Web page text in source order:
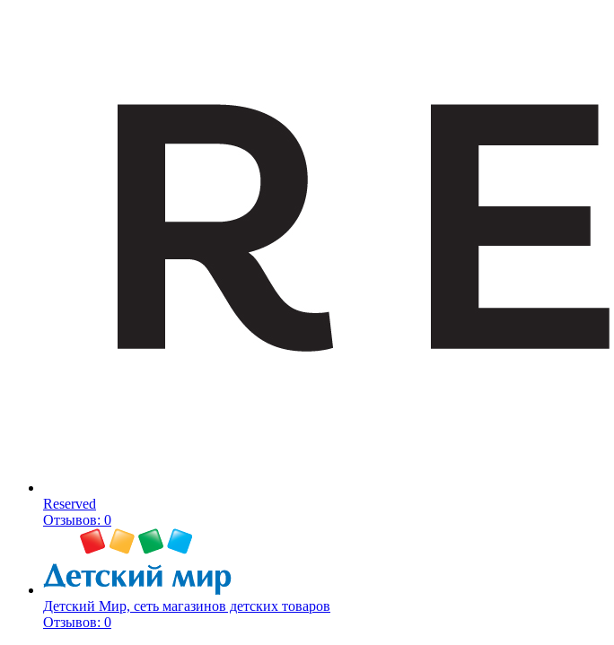
Reserved
Отзывов: 0
Детский Мир, сеть магазинов детских товаров
Отзывов: 0